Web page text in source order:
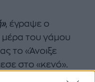
, έγραψε ο
μέρα του γάμου
το «Άνοιξε
στο «κενό».